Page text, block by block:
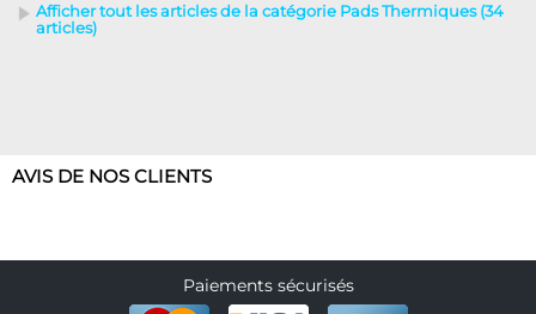
Afficher tout les articles de la catégorie Pads Thermiques (34
articles)
AVIS DE NOS CLIENTS
Paiements sécurisés